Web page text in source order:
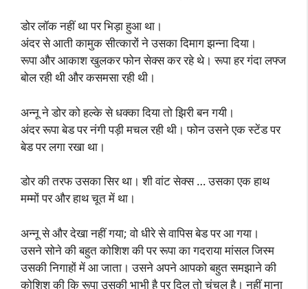
डोर लॉक नहीं था पर भिड़ा हुआ था।
अंदर से आती कामुक सीत्कारों ने उसका दिमाग झन्ना दिया।
रूपा और आकाश खुलकर फोन सेक्स कर रहे थे। रूपा हर गंदा लफ्ज
बोल रही थी और कसमसा रही थी।
अन्नू ने डोर को हल्के से धक्का दिया तो झिरी बन गयी।
अंदर रूपा बेड पर नंगी पड़ी मचल रही थी। फोन उसने एक स्टेंड पर
बेड पर लगा रखा था।
डोर की तरफ उसका सिर था। शी वांट सेक्स … उसका एक हाथ
मम्मों पर और हाथ चूत में था।
अन्नू से और देखा नहीं गया; वो धीरे से वापिस बेड पर आ गया।
उसने सोने की बहुत कोशिश की पर रूपा का गदराया मांसल जिस्म
उसकी निगाहों में आ जाता। उसने अपने आपको बहुत समझाने की
कोशिश की कि रूपा उसकी भाभी है पर दिल तो चंचल है। नहीं माना